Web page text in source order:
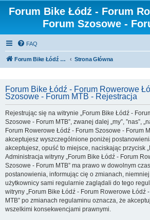
Forum Bike Łódź - Forum
Forum Szosowe -
FAQ
Forum Bike Łódź - Forum Rowerowe Łódź - Forum Szosowe - Forum MTB Strona Główna
Forum Bike Łódź - Forum Rowerowe
Szosowe - Forum MTB - Rejestracja
Rejestrując się na witrynie „Forum Bike Łódź -
Szosowe - Forum MTB”, zwanej dalej „my”, ”nas”,
Forum Rowerowe Łódź - Forum Szosowe - Forum
akceptujesz wyszczególnione poniżej
akceptujesz, opuść to miejsce, naciskając przycisk
Administracja witryny „Forum Bike Łódź - Forum
Szosowe - Forum MTB” ma prawo w dowolnym
postanowienia, informując cię o zmianach,
użytkownicy sami regularnie zaglądali do tego
witryny „Forum Bike Łódź - Forum Rowerowe Łódź
MTB” po zmianach regulaminu oznacza, że
wszelkimi konsekwencjami prawnymi.